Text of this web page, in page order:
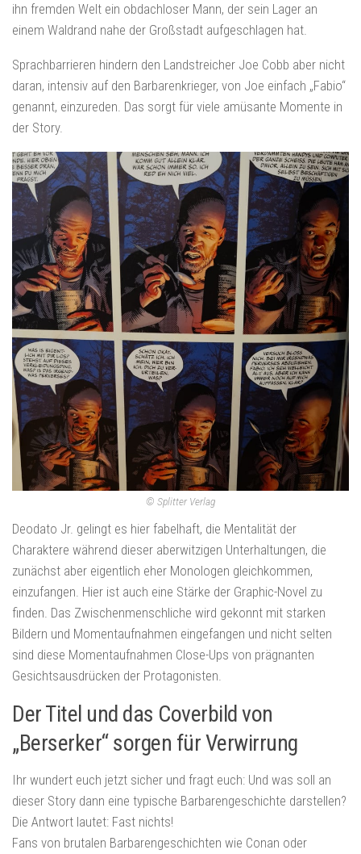
ihn fremden Welt ein obdachloser Mann, der sein Lager an
einem Waldrand nahe der Großstadt aufgeschlagen hat.
Sprachbarrieren hindern den Landstreicher Joe Cobb aber nicht
daran, intensiv auf den Barbarenkrieger, von Joe einfach „Fabio“
genannt, einzureden. Das sorgt für viele amüsante Momente in
der Story.
© Splitter Verlag
Deodato Jr. gelingt es hier fabelhaft, die Mentalität der
Charaktere während dieser aberwitzigen Unterhaltungen, die
zunächst aber eigentlich eher Monologen gleichkommen,
einzufangen. Hier ist auch eine Stärke der Graphic-Novel zu
finden. Das Zwischenmenschliche wird gekonnt mit starken
Bildern und Momentaufnahmen eingefangen und nicht selten
sind diese Momentaufnahmen Close-Ups von prägnanten
Gesichtsausdrücken der Protagonisten.
Der Titel und das Coverbild von
„Berserker“ sorgen für Verwirrung
Ihr wundert euch jetzt sicher und fragt euch: Und was soll an
dieser Story dann eine typische Barbarengeschichte darstellen?
Die Antwort lautet: Fast nichts!
Fans von brutalen Barbarengeschichten wie Conan oder